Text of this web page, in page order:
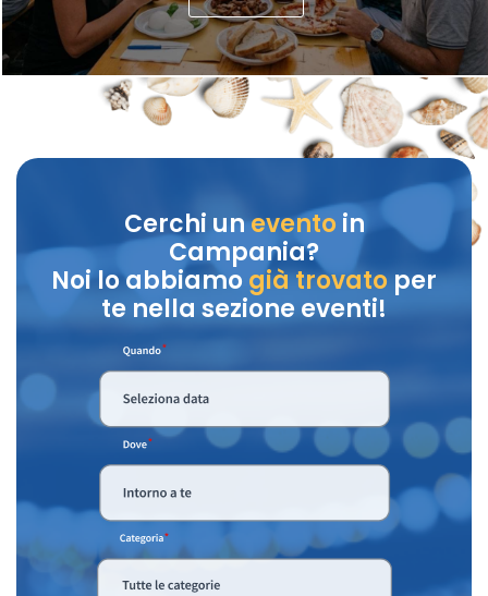
Cerchi unevento in
Campania?
Noi lo abbiamo già trovatoper
te nella sezione eventi!